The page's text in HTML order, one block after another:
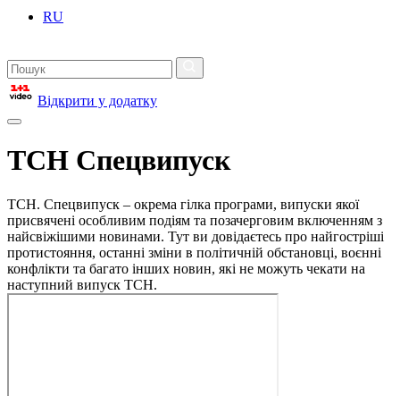
RU
Відкрити у додатку
ТСН Спецвипуск
ТСН. Спецвипуск – окрема гілка програми, випуски якої
присвячені особливим подіям та позачерговим включенням з
найсвіжішими новинами. Тут ви довідаєтесь про найгостріші
протистояння, останні зміни в політичній обстановці, воєнні
конфлікти та багато інших новин, які не можуть чекати на
наступний випуск ТСН.